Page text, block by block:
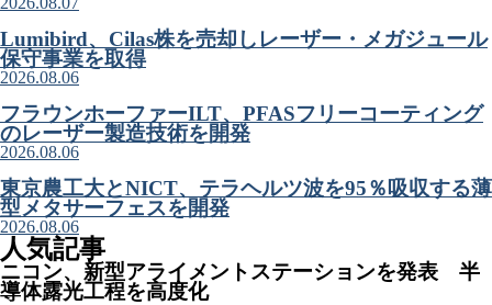
Lumibird、Cilas株を売却しレーザー・メガジュール
保守事業を取得
2026.08.06
フラウンホーファーILT、PFASフリーコーティング
のレーザー製造技術を開発
2026.08.06
東京農工大とNICT、テラヘルツ波を95％吸収する薄
型メタサーフェスを開発
2026.08.06
人気記事
ニコン、新型アライメントステーションを発表 半
導体露光工程を高度化